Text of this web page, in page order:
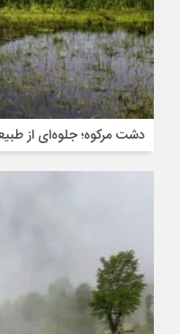
دشت مرکوه؛ جلوه‌ای از